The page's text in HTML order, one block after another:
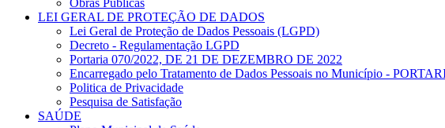
LEI GERAL DE PROTEÇÃO DE DADOS
Lei Geral de Proteção de Dados Pessoais (LGPD)
Decreto - Regulamentação LGPD
Portaria 070/2022, DE 21 DE DEZEMBRO DE 2022
Encarregado pelo Tratamento de Dados Pessoais no Município -
Politica de Privacidade
Pesquisa de Satisfação
SAÚDE